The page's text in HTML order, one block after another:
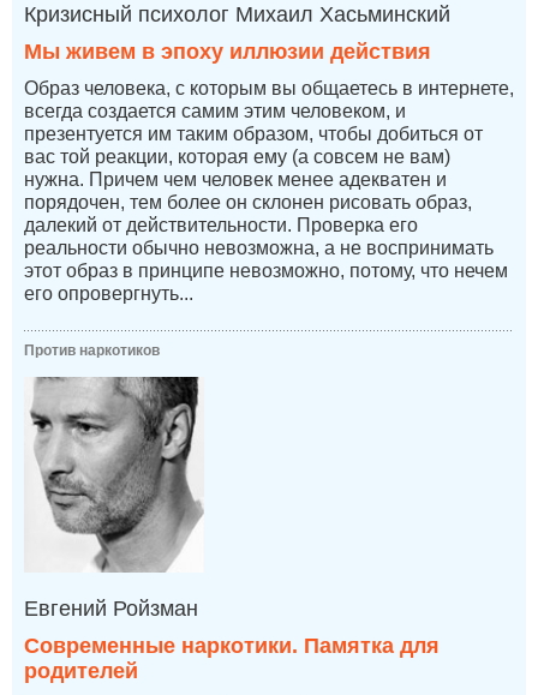
Кризисный психолог Михаил Хасьминский
Мы живем в эпоху иллюзии действия
Образ человека, с которым вы общаетесь в интернете,
всегда создается самим этим человеком, и
презентуется им таким образом, чтобы добиться от
вас той реакции, которая ему (а совсем не вам)
нужна. Причем чем человек менее адекватен и
порядочен, тем более он склонен рисовать образ,
далекий от действительности. Проверка его
реальности обычно невозможна, а не воспринимать
этот образ в принципе невозможно, потому, что нечем
его опровергнуть...
Против наркотиков
Евгений Ройзман
Современные наркотики. Памятка для
родителей